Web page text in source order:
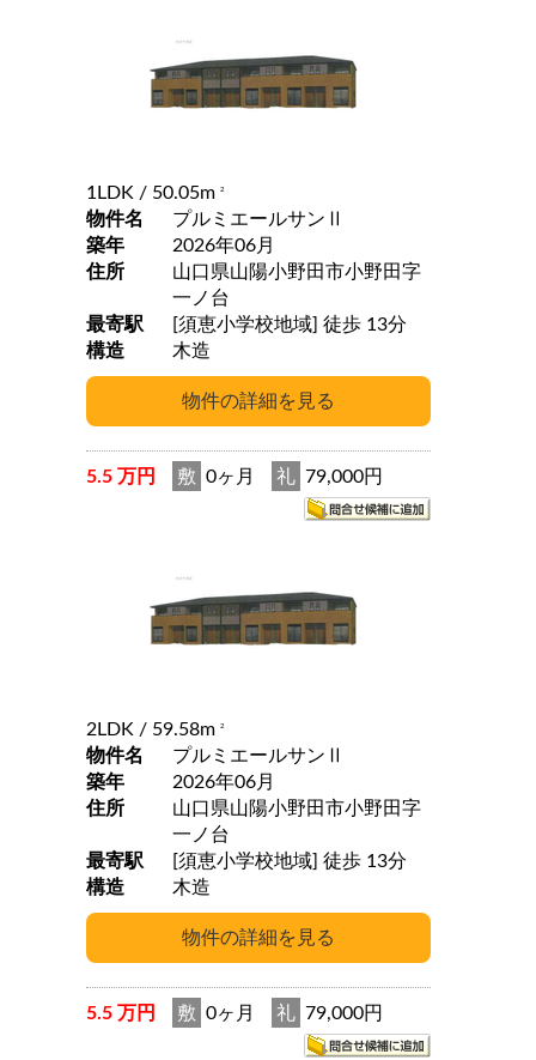
1LDK / 50.05m 2
物件名
プルミエールサンⅡ
築年
2026年06月
住所
山口県山陽小野田市小野田字
一ノ台
最寄駅
[須恵小学校地域] 徒歩 13分
構造
木造
5.5 万円 敷 0ヶ月 礼 79,000円
2LDK / 59.58m 2
物件名
プルミエールサンⅡ
築年
2026年06月
住所
山口県山陽小野田市小野田字
一ノ台
最寄駅
[須恵小学校地域] 徒歩 13分
構造
木造
5.5 万円 敷 0ヶ月 礼 79,000円